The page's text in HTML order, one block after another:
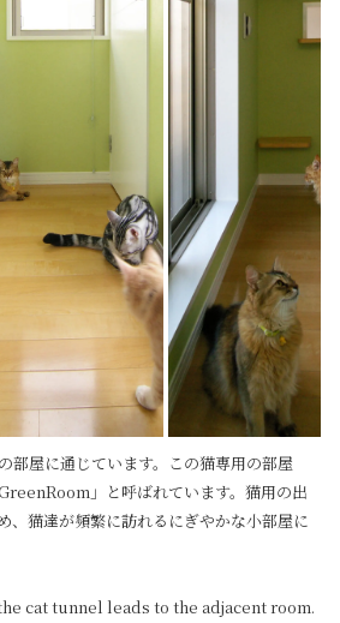
部屋に通じています。この猫専用の部屋
」と呼ばれています。猫用の出
、猫達が頻繁に訪れるにぎやかな小部屋に
cat tunnel leads to the adjacent room.